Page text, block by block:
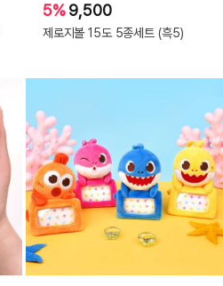
5%9,500
제로지볼 15도 5종세트 (흑5)